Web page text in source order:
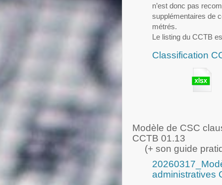
n’est donc pas
supplémentaires de
métrés.
Le listing du CCTB
Classification
Modèle de CSC
CCTB 01.13
(+ son guide
administratives